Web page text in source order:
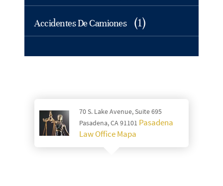
Accidentes De Camiones (1)
70 S. Lake Avenue, Suite 695
Pasadena, CA 91101 Pasadena
Law Office Mapa